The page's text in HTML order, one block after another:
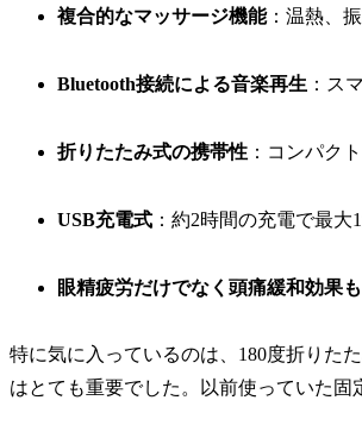
複合的なマッサージ機能：温熱、
Bluetooth接続による音楽再生 ：ス
折りたたみ式の携帯性 ：コンパク
USB充電式 ：約2時間の充電で最大
眼精疲労だけでなく頭痛緩和効果も
特に気に入っているのは、180度折りた
はとても重要でした。以前使っていた固